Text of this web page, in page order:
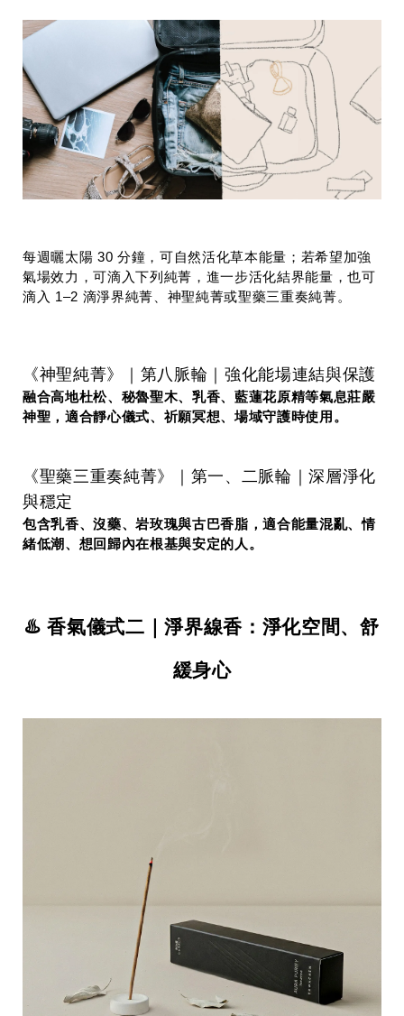
每週曬太陽 30 分鐘，可自然活化草本能量；若希望加強
氣場效力，可滴入下列純菁，進一步活化結界能量，也可
滴入 1–2 滴淨界純菁、神聖純菁或聖藥三重奏純菁。
《神聖純菁》｜第八脈輪｜強化能場連結與保護
融合高地杜松、秘魯聖木、乳香、藍蓮花原精等氣息莊嚴
神聖，適合靜心儀式、祈願冥想、場域守護時使用。
《聖藥三重奏純菁》｜第一、二脈輪｜深層淨化
與穩定
包含乳香、沒藥、岩玫瑰與古巴香脂，適合能量混亂、情
緒低潮、想回歸內在根基與安定的人。
♨️ 香氣儀式二｜淨界線香：淨化空間、舒
緩身心